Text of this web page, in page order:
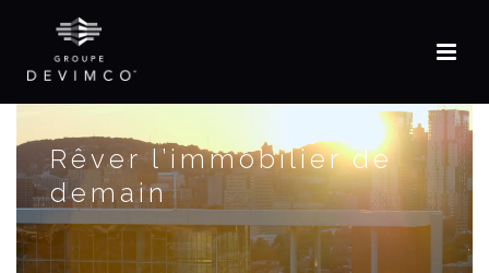
EN
Rêver l’immobilier de
demain